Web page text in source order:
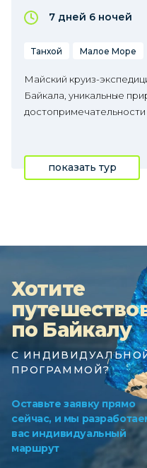
7 дней 6 ночей
Танхой Малое Море
Майский круиз-
Байкала, уникальные
показать тур
Хотите
по Байкалу
С
ПРОГРАММОЙ?
Оставьте заявку прямо
сейчас, и мы
вас индивидуальный
маршрут